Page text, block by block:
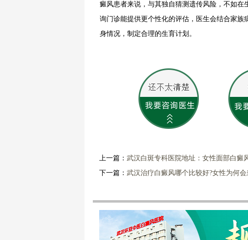
癜风患者来说，与其独自猜测遗传风险，不如
询门诊能提供更个性化的评估，医生会结合家
身情况，制定合理的生育计划。
上一篇： 武汉白斑专科医院地址：女性面部白癜
下一篇： 武汉治疗白癜风哪个比较好?女性为何